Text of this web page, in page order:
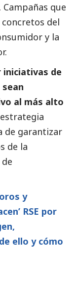
que
del
y la
iniciativas de
al más alto
de garantizar
de la
y
RSE por
ello y cómo